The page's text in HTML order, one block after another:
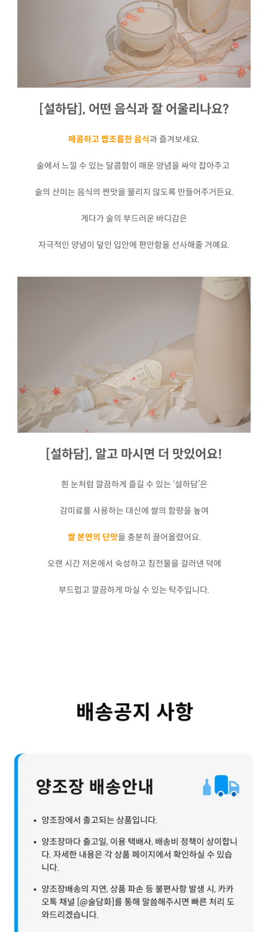
[설하담], 어떤 음식과 잘 어울리나요?
매콤하고 짭조름한 음식과 즐겨보세요.
술에서 느낄 수 있는 달콤함이 매운 양념을 싸악 잡아주고
술의 산미는 음식의 짠맛을 물리지 않도록 만들어주거든요.
게다가 술의 부드러운 바디감은
자극적인 양념이 덮인 입안에 편안함을 선사해줄 거예요.
[설하담], 알고 마시면 더 맛있어요!
흰 눈처럼 깔끔하게 즐길 수 있는 ‘설하담’은
감미료를 사용하는 대신에 쌀의 함량을 높여
쌀 본연의 단맛을 충분히 끌어올렸어요.
오랜 시간 저온에서 숙성하고 침전물을 걸러낸 덕에
부드럽고 깔끔하게 마실 수 있는 탁주입니다.